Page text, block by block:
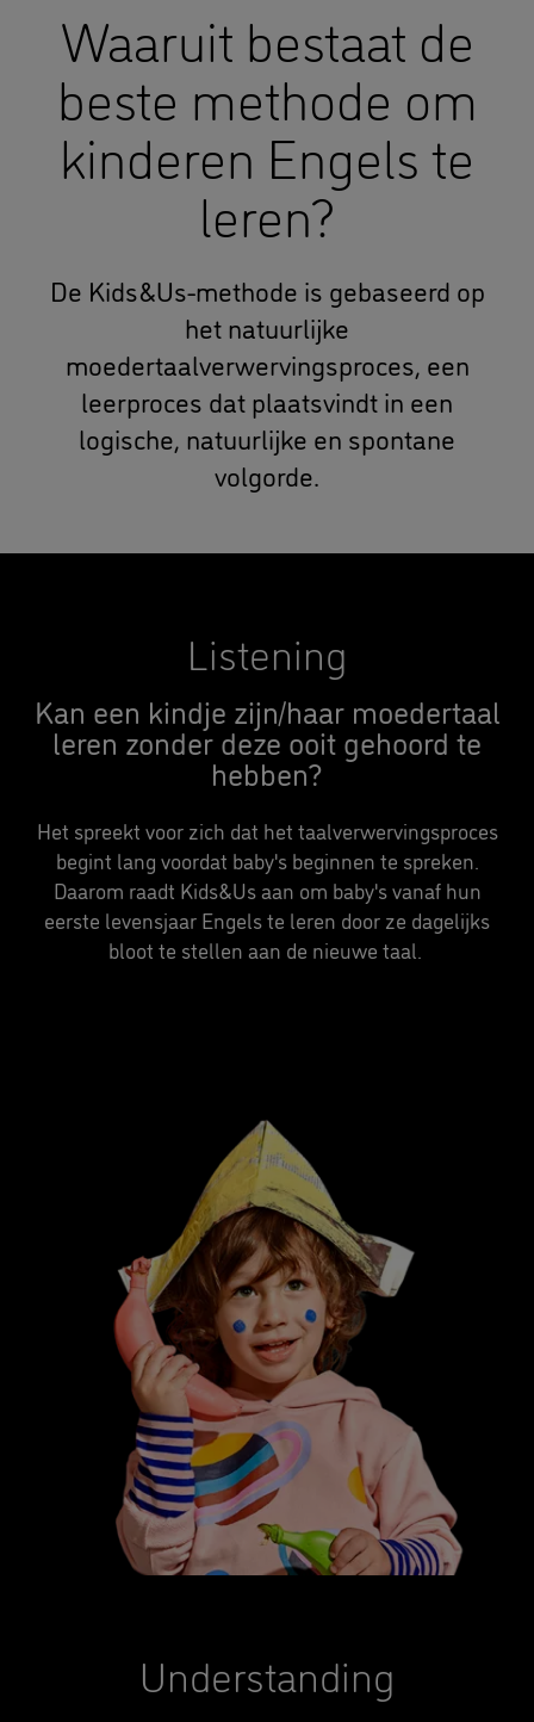
Waaruit bestaat de
beste methode om
kinderen Engels te
leren?
De Kids&Us-methode is gebaseerd op
het natuurlijke
moedertaalverwervingsproces, een
leerproces dat plaatsvindt in een
logische, natuurlijke en spontane
volgorde.
Listening
Kan een kindje zijn/haar moedertaal
leren zonder deze ooit gehoord te
hebben?
Het spreekt voor zich dat het taalverwervingsproces
begint lang voordat baby's beginnen te spreken.
Daarom raadt Kids&Us aan om baby's vanaf hun
eerste levensjaar Engels te leren door ze dagelijks
bloot te stellen aan de nieuwe taal.
Understanding